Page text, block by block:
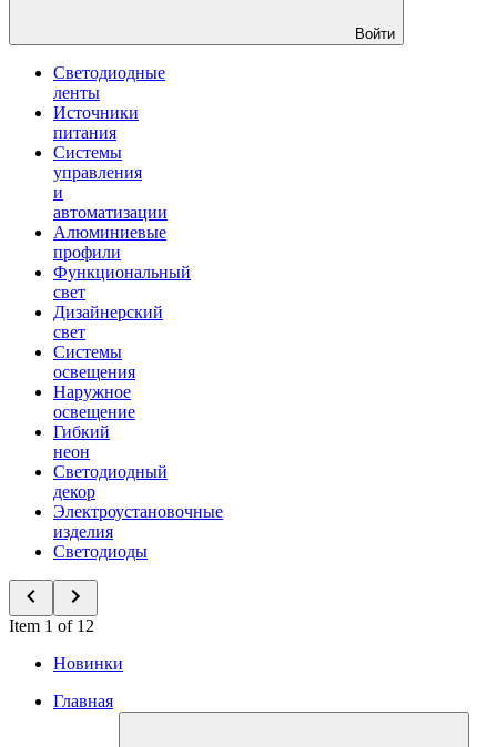
Войти
Светодиодные
ленты
Источники
питания
Системы
управления
и
автоматизации
Алюминиевые
профили
Функциональный
свет
Дизайнерский
свет
Системы
освещения
Наружное
освещение
Гибкий
неон
Светодиодный
декор
Электроустановочные
изделия
Светодиоды
Item 1 of 12
Новинки
Главная